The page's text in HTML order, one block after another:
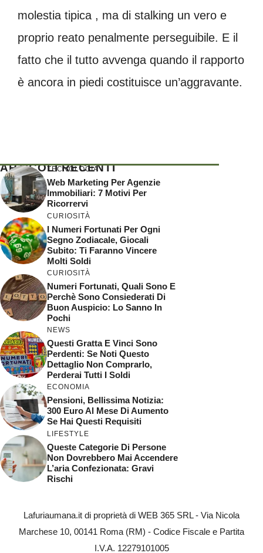
molestia tipica , ma di stalking un vero e
proprio reato penalmente perseguibile. E il
fatto che il tutto avvenga quando il rapporto
è ancora in piedi costituisce un’aggravante.
ARTICOLI RECENTI
TECNOLOGIA
Web Marketing Per Agenzie
Immobiliari: 7 Motivi Per
Ricorrervi
CURIOSITÀ
I Numeri Fortunati Per Ogni
Segno Zodiacale, Giocali
Subito: Ti Faranno Vincere
Molti Soldi
CURIOSITÀ
Numeri Fortunati, Quali Sono E
Perchè Sono Consiederati Di
Buon Auspicio: Lo Sanno In
Pochi
NEWS
Questi Gratta E Vinci Sono
Perdenti: Se Noti Questo
Dettaglio Non Comprarlo,
Perderai Tutti I Soldi
ECONOMIA
Pensioni, Bellissima Notizia:
300 Euro Al Mese Di Aumento
Se Hai Questi Requisiti
LIFESTYLE
Queste Categorie Di Persone
Non Dovrebbero Mai Accendere
L’aria Confezionata: Gravi
Rischi
Lafuriaumana.it di proprietà di WEB 365 SRL - Via Nicola
Marchese 10, 00141 Roma (RM) - Codice Fiscale e Partita
I.V.A. 12279101005